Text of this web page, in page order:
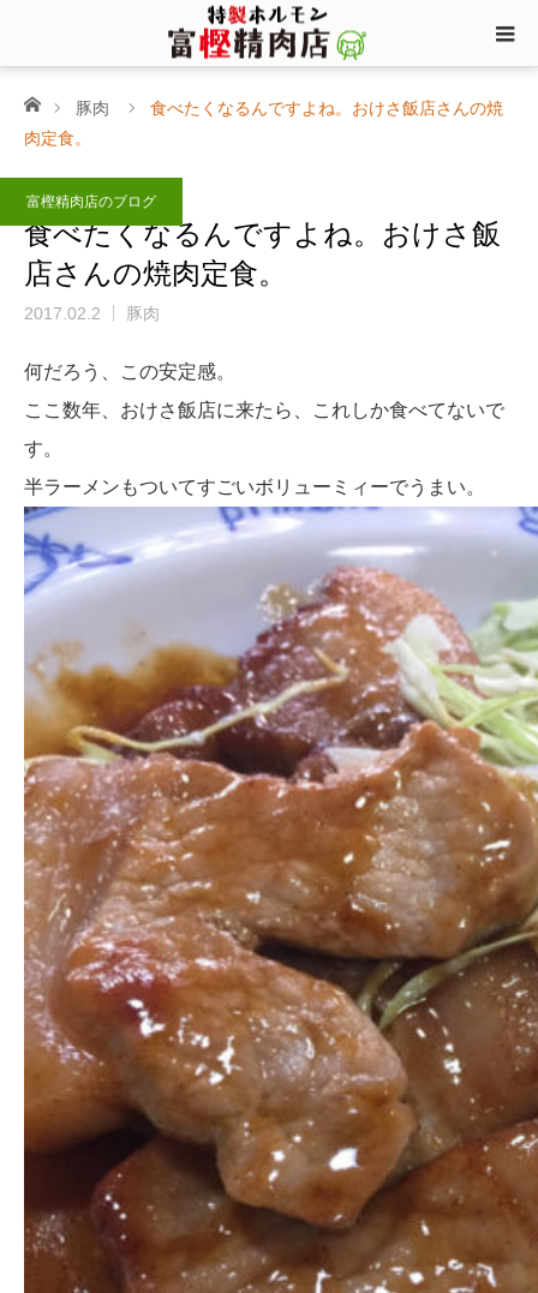
ホーム豚肉
食べたくなるんですよね。おけさ飯店さんの焼
肉定食。
富樫精肉店のブログ
食べたくなるんですよね。おけさ飯
店さんの焼肉定食。
2017.02.2 豚肉
何だろう、この安定感。
ここ数年、おけさ飯店に来たら、これしか食べてないで
す。
半ラーメンもついてすごいボリューミィーでうまい。